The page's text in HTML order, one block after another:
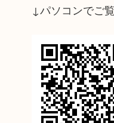
↓パソコンでご